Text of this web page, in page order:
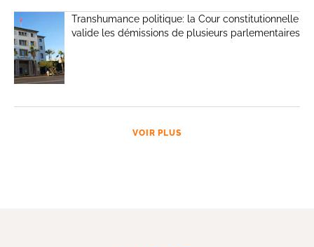
Transhumance politique: la Cour constitutionnelle
valide les démissions de plusieurs parlementaires
VOIR PLUS